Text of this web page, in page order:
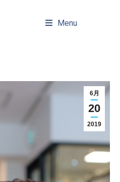
Menu
6月
20
2019